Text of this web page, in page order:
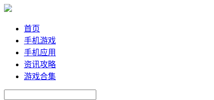
首页
手机游戏
手机应用
资讯攻略
游戏合集